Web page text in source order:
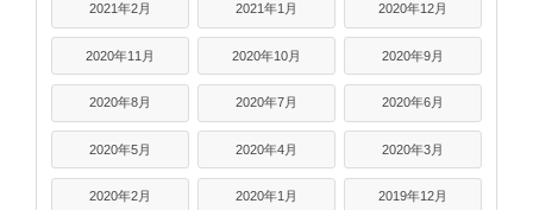
2021年2月 2021年1月 2020年12月
2020年11月 2020年10月 2020年9月
2020年8月 2020年7月 2020年6月
2020年5月 2020年4月 2020年3月
2020年2月 2020年1月 2019年12月